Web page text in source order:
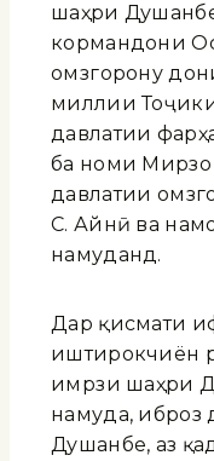
шаҳри
кормандони
омӯзгорону
миллии
давлатии
ба номи Мирзо
давлатии
С. Айнӣ ва
намуданд.
Дар қисмати
иштирокчиён
имрӯзи шаҳри
намуда, иброз
Душанбе, аз